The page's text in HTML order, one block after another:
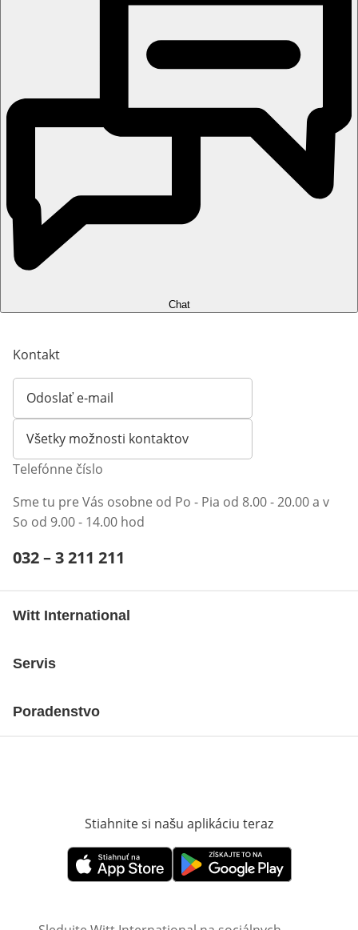
Chat
Kontakt
Odoslať e-mail
Otvorí e-mailového klienta
Všetky možnosti kontaktov
Telefónne číslo
Sme tu pre Vás osobne od Po - Pia od 8.00 - 20.00 a v
So od 9.00 - 14.00 hod
Telefónne číslo:
032 – 3 211 211
Witt International
Servis
Poradenstvo
Stiahnite si našu aplikáciu teraz
Otvorí sa vnovom okneOtvorí sa vnovom okne